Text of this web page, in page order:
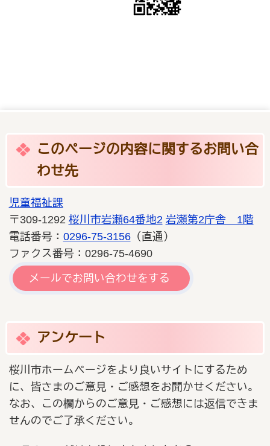
このページの内容に関するお問い合
わせ先
児童福祉課
〒309-1292 桜川市岩瀬64番地2 岩瀬第2庁舎 1階
電話番号： 0296-75-3156（直通）
ファクス番号：0296-75-4690
メールでお問い合わせをする
アンケート
桜川市ホームページをより良いサイトにするため
に、皆さまのご意見・ご感想をお聞かせください。
なお、この欄からのご意見・ご感想には返信できま
せんのでご了承ください。